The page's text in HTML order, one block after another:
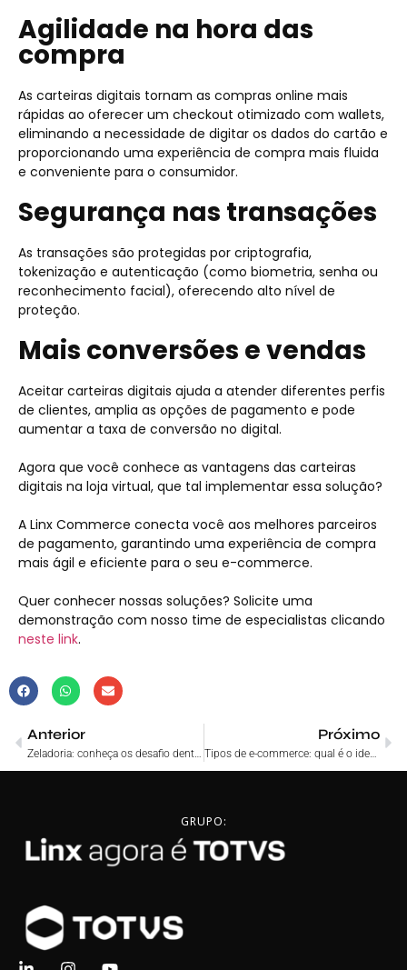
Agilidade na hora das
compra
As carteiras digitais tornam as compras online mais
rápidas ao oferecer um checkout otimizado com wallets,
eliminando a necessidade de digitar os dados do cartão e
proporcionando uma experiência de compra mais fluida
e conveniente para o consumidor.
Segurança nas transações
As transações são protegidas por criptografia,
tokenização e autenticação (como biometria, senha ou
reconhecimento facial), oferecendo alto nível de
proteção.
Mais conversões e vendas
Aceitar carteiras digitais ajuda a atender diferentes perfis
de clientes, amplia as opções de pagamento e pode
aumentar a taxa de conversão no digital.
Agora que você conhece as vantagens das carteiras
digitais na loja virtual, que tal implementar essa solução?
A Linx Commerce conecta você aos melhores parceiros
de pagamento, garantindo uma experiência de compra
mais ágil e eficiente para o seu e-commerce.
Quer conhecer nossas soluções? Solicite uma
demonstração com nosso time de especialistas clicando
neste link.
Anterior Próximo
Tipos de e-commerce: qual é o ideal para o seu negócio?
GRUPO: